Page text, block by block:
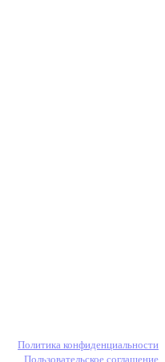
Политика конфиденциальности
Пользовательское соглашение